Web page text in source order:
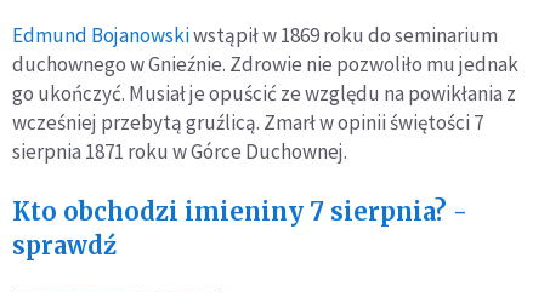
Edmund Bojanowskiwstąpił w 1869 roku do seminarium
duchownego w Gnieźnie. Zdrowie nie pozwoliło mu jednak
go ukończyć. Musiał je opuścić ze względu na powikłania z
wcześniej przebytą gruźlicą. Zmarł w opinii świętości 7
sierpnia 1871 roku w Górce Duchownej.
Kto obchodzi imieniny 7 sierpnia? -
sprawdź